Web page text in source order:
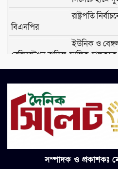
রাষ্ট্রপতি
বিএনপির
ইউনিক ও
রেজিস্ট্রেশন বাতিল, মালিক-চালককে
জামায়াতের
নির্বাচনে
প্রশাসনে
দোসররা বিদ্যুৎ
প্রধানমন্ত্রী
৫ মাসে কোনো
হওয়ার জন্যও সময়
সম্পাদক ও প্রকাশকঃ